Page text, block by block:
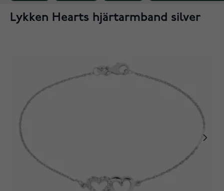
Lykken Hearts hjärtarmband silver